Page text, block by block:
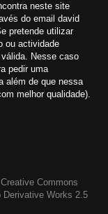
neste site
do email david
pretende utilizar
ou actividade
Nesse caso
pedir uma
além de que nessa
melhor qualidade).
Creative Commons
Derivative Works 2.5